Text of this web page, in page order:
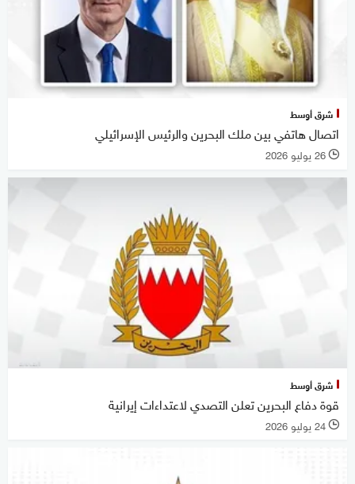
شرق أوسط
اتصال هاتفي بين ملك البحرين والرئيس الإسرائيلي
l 26 يوليو 2026
شرق أوسط
قوة دفاع البحرين تعلن التصدي لاعتداءات إيرانية
l 24 يوليو 2026